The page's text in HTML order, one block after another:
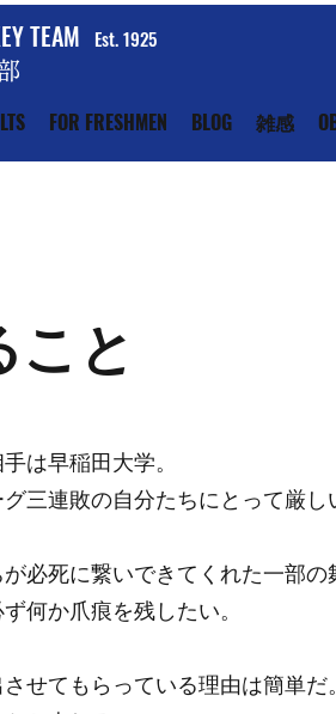
TEAM Est. 1925
FOR FRESHMEN BLOG 雑感
こと
は早稲田大学。
三連敗の自分たちにとって厳し
必死に繋いできてくれた一部の
何か爪痕を残したい。
せてもらっている理由は簡単だ。